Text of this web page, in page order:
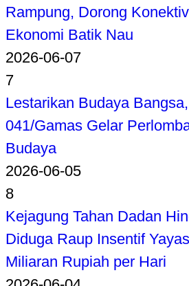
Rampung, Dorong
Ekonomi Batik Nau
2026-06-07
7
Lestarikan Budaya
041/Gamas Gelar
Budaya
2026-06-05
8
Kejagung Tahan Dadan
Diduga Raup Insentif
Miliaran Rupiah per Hari